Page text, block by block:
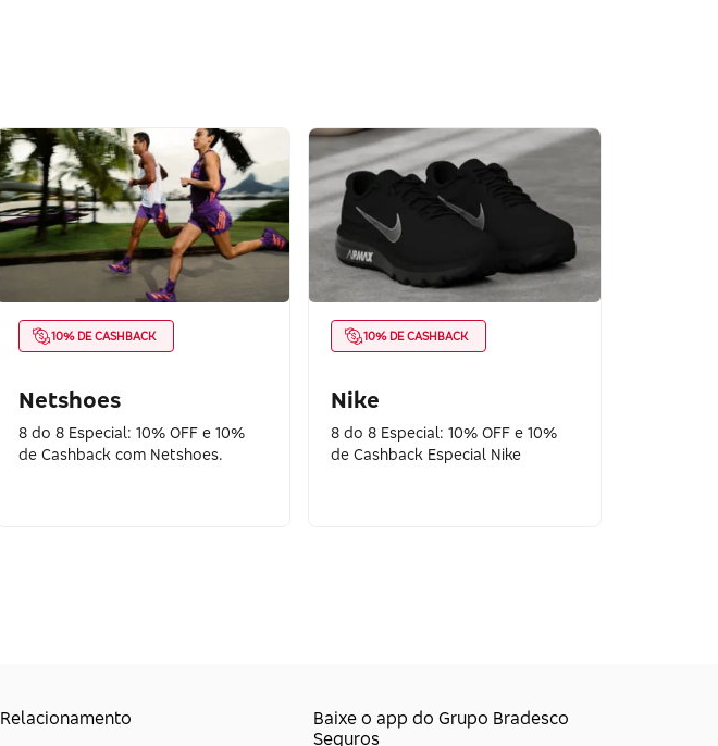
10% DE CASHBACK
Netshoes
8 do 8 Especial: 10% OFF e 10%
de Cashback com Netshoes.
10% DE CASHBACK
Nike
8 do 8 Especial: 10% OFF e 10%
de Cashback Especial Nike
Relacionamento
Baixe o app do Grupo Bradesco
Seguros